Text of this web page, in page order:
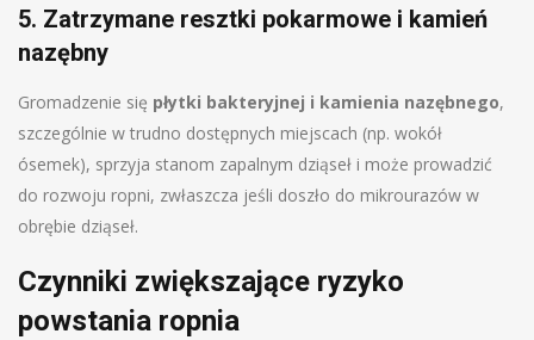
5. Zatrzymane resztki pokarmowe i kamień
nazębny
Gromadzenie się płytki bakteryjnej i kamienia nazębnego,
szczególnie w trudno dostępnych miejscach (np. wokół
ósemek), sprzyja stanom zapalnym dziąseł i może prowadzić
do rozwoju ropni, zwłaszcza jeśli doszło do mikrourazów w
obrębie dziąseł.
Czynniki zwiększające ryzyko
powstania ropnia